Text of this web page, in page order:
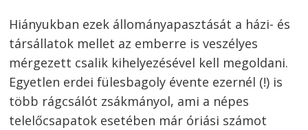
Hiányukban ezek állományapasztását a házi- és
társállatok mellet az emberre is veszélyes
mérgezett csalik kihelyezésével kell megoldani.
Egyetlen erdei fülesbagoly évente ezernél (!) is
több rágcsálót zsákmányol, ami a népes
telelőcsapatok esetében már óriási számot